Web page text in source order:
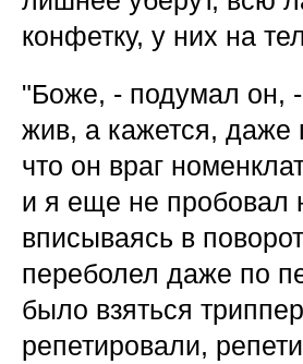
конфетку, у них на
"Боже, - подумал он,
жив, а кажется,
что он враг
и я еще не пробовал
вписываясь в
переболел даже по
было взяться
репетировали,